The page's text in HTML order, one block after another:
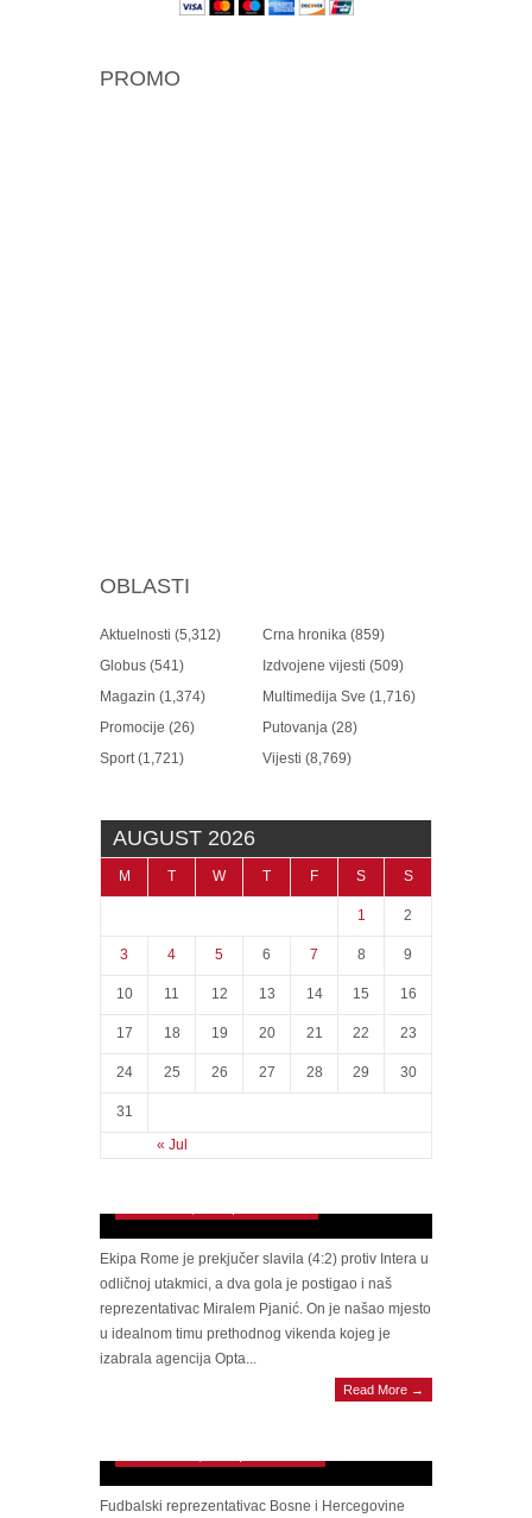
PROMO
OBLASTI
Aktuelnosti (5,312) Crna hronika (859)
Globus (541) Izdvojene vijesti (509)
Magazin (1,374) Multimedija Sve (1,716)
Promocije (26) Putovanja (28)
Sport(1,721) Vijesti (8,769)
AUGUST 2026
M T W T F S S
« Jul
1 2
3 4 5 6 7 8 9
10 11 12 13 14 15 16
17 18 19 20 21 22 23
24 25 26 27 28 29 30
31
Ekipa Rome je prekjučer slavila (4:2) protiv Intera u
odličnoj utakmici, a dva gola je postigao i naš
reprezentativac Miralem Pjanić. On je našao mjesto
u idealnom timu prethodnog vikenda kojeg je
izabrala agencija Opta...
Read More →
Miralem Pjanić diriguje veznim redom u
Fudbalski reprezentativac Bosne i Hercegovine